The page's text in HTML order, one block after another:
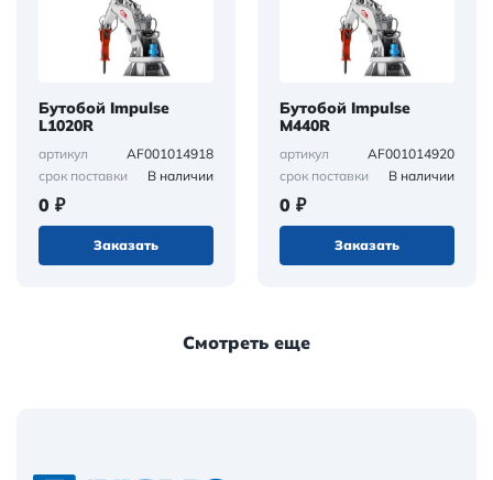
Бутобой Impulse
L1020R
артикул
AF001014918
срок поставки
В наличии
0 ₽
Заказать
Бутобой Impulse
M440R
артикул
AF001014920
срок поставки
В наличии
0 ₽
Заказать
Смотреть еще